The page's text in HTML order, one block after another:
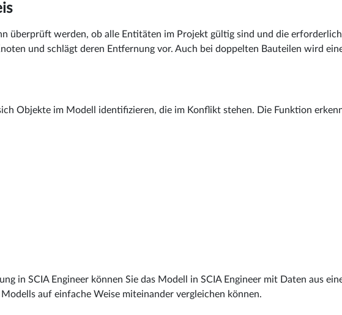
überprüft werden, ob alle Entitäten im Projekt gültig sind und die
und schlägt deren Entfernung vor. Auch bei doppelten Bauteilen wird
Objekte im Modell identifizieren, die im Konflikt stehen. Die Funktion
in SCIA Engineer können Sie das Modell in SCIA Engineer mit Daten aus
Modells auf einfache Weise miteinander vergleichen können.